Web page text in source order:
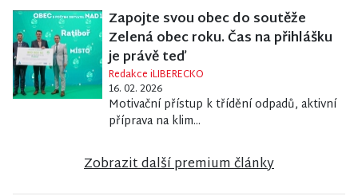
Zapojte svou obec do soutěže
Zelená obec roku. Čas na přihlášku
je právě teď
Redakce iLIBERECKO
16. 02. 2026
Motivační přístup k třídění odpadů, aktivní
příprava na klim...
Zobrazit další premium články